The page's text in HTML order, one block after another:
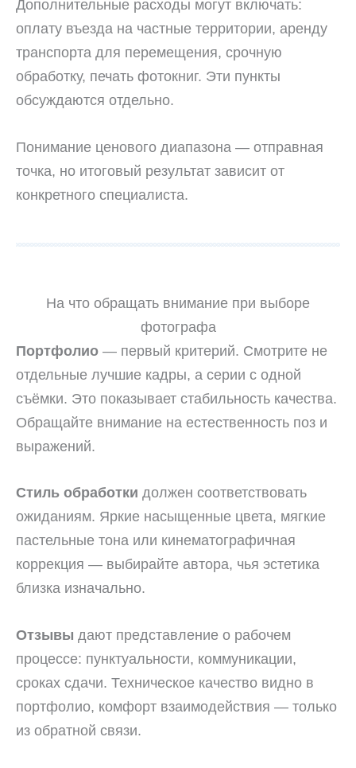
Дополнительные расходы могут включать:
оплату въезда на частные территории, аренду
транспорта для перемещения, срочную
обработку, печать фотокниг. Эти пункты
обсуждаются отдельно.
Понимание ценового диапазона — отправная
точка, но итоговый результат зависит от
конкретного специалиста.
На что обращать внимание при выборе
фотографа
Портфолио — первый критерий. Смотрите не
отдельные лучшие кадры, а серии с одной
съёмки. Это показывает стабильность качества.
Обращайте внимание на естественность поз и
выражений.
Стиль обработки должен соответствовать
ожиданиям. Яркие насыщенные цвета, мягкие
пастельные тона или кинематографичная
коррекция — выбирайте автора, чья эстетика
близка изначально.
Отзывы дают представление о рабочем
процессе: пунктуальности, коммуникации,
сроках сдачи. Техническое качество видно в
портфолио, комфорт взаимодействия — только
из обратной связи.